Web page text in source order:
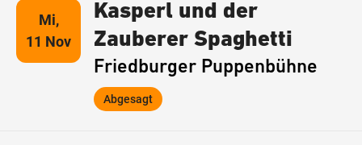
Mi,
11 Nov
Kasperl und der
Zauberer Spaghetti
Friedburger Puppenbühne
Abgesagt